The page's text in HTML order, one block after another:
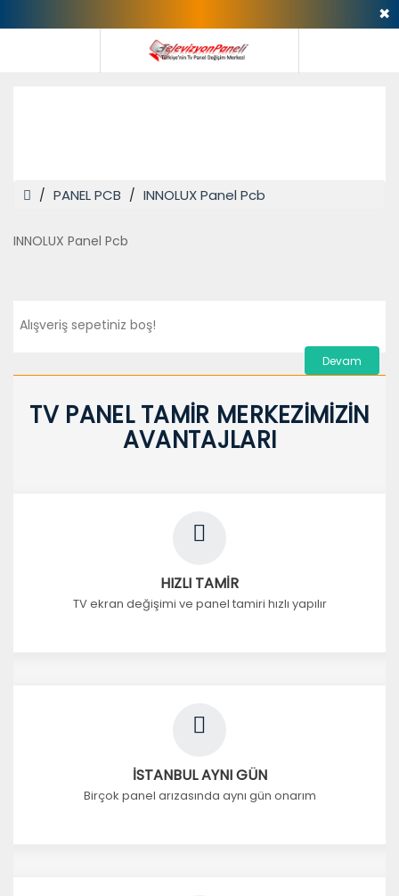
✖
PANEL PCB INNOLUX Panel Pcb
INNOLUX Panel Pcb
Alışveriş sepetiniz boş!
Devam
TV PANEL TAMİR MERKEZİMİZİN
AVANTAJLARI
HIZLI TAMİR
TV ekran değişimi ve panel tamiri hızlı yapılır
İSTANBUL AYNI GÜN
Birçok panel arızasında aynı gün onarım